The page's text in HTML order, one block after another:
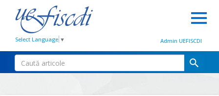
Select Language ▼ Admin UEFISCDI